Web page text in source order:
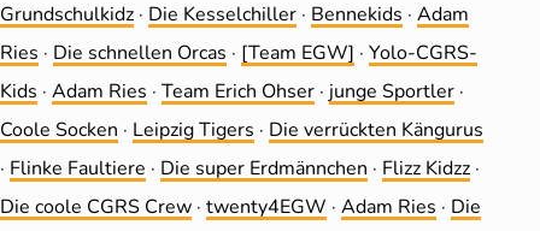
Grundschulkidz · Die Kesselchiller · Bennekids · Adam
Ries · Die schnellen Orcas · [Team EGW] · Yolo-CGRS-
Kids · Adam Ries · Team Erich Ohser · junge Sportler ·
Coole Socken · Leip­zig Tigers · Die ver­rückten Kängurus
· Flinke Faultiere · Die super Erdmännchen · Flizz Kidzz ·
Die coole CGRS Crew · twenty4EGW · Adam Ries · Die